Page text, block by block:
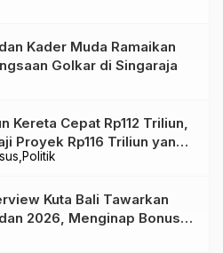
Kader Muda Ramaikan
Golkar di Singaraja
Politik
Kereta Cepat Rp112 Triliun,
Proyek Rp116 Triliun yang
Kuta Bali Tawarkan
2026, Menginap Bonus
Mulai Rp88.888